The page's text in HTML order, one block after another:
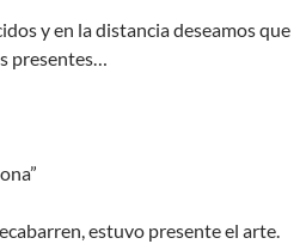
y en la distancia deseamos que
presentes…
estuvo presente el arte.